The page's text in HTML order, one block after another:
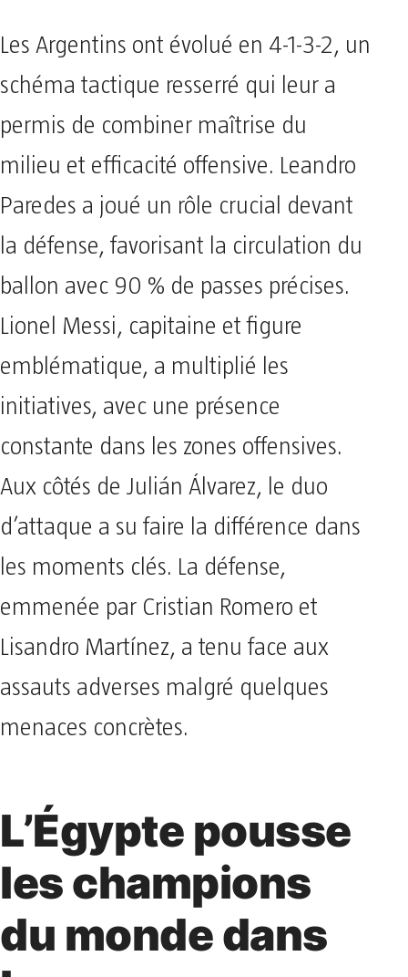
Les Argentins ont évolué en 4-1-3-2, un
schéma tactique resserré qui leur a
permis de combiner maîtrise du
milieu et efficacité offensive. Leandro
Paredes a joué un rôle crucial devant
la défense, favorisant la circulation du
ballon avec 90 % de passes précises.
Lionel Messi, capitaine et figure
emblématique, a multiplié les
initiatives, avec une présence
constante dans les zones offensives.
Aux côtés de Julián Álvarez, le duo
d’attaque a su faire la différence dans
les moments clés. La défense,
emmenée par Cristian Romero et
Lisandro Martínez, a tenu face aux
assauts adverses malgré quelques
menaces concrètes.
L’Égypte pousse
les champions
du monde dans